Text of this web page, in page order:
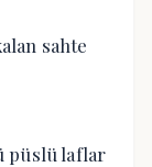
sahte
püslü laflar